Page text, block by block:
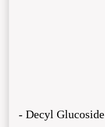
- Decyl Glucoside